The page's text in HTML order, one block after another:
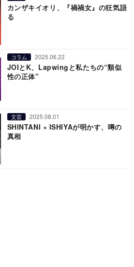
カンザキイオリ、『禍禍女』の狂気語
る
コラム 2025.06.22
JOIとK、Lapwingと私たちの“類似
性の正体”
文芸 2025.08.01
SHINTANI × ISHIYAが明かす、噂の
真相